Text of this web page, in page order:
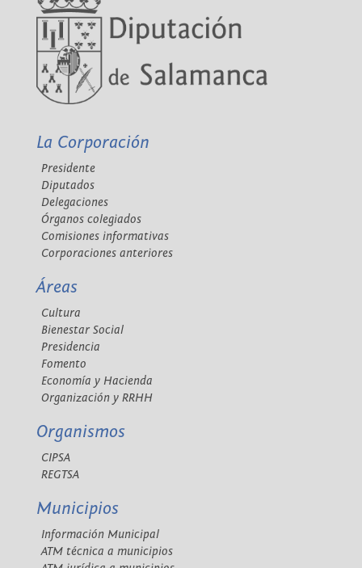
La Corporación
Presidente
Diputados
Delegaciones
Órganos colegiados
Comisiones informativas
Corporaciones anteriores
Áreas
Cultura
Bienestar Social
Presidencia
Fomento
Economía y Hacienda
Organización y RRHH
Organismos
CIPSA
REGTSA
Municipios
Información Municipal
ATM técnica a municipios